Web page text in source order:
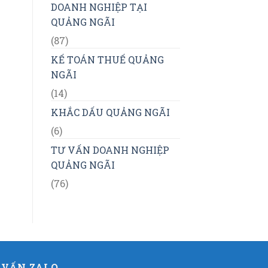
DOANH NGHIỆP TẠI
QUẢNG NGÃI
(87)
KẾ TOÁN THUẾ QUẢNG
NGÃI
(14)
KHẮC DẤU QUẢNG NGÃI
(6)
TƯ VẤN DOANH NGHIỆP
QUẢNG NGÃI
(76)